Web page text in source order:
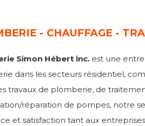
- CHAUFFAGE -
Simon Hébert inc. est une
dans les secteurs résidentiel,
travaux de plomberie, de
réparation de pompes, notre
et satisfaction tant aux